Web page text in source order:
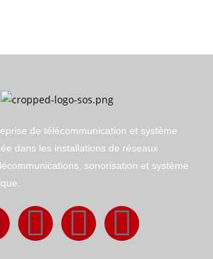
de télécommunication et système
dans les installations de réseaux
sonorisation et système